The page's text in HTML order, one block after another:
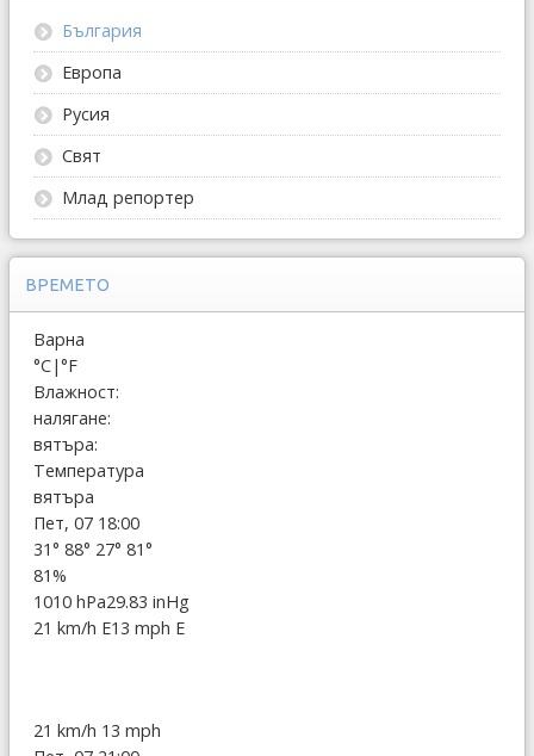
България
Европа
Русия
Свят
Млад репортер
ВРЕМЕТО
Варна
°C|°F
Влажност:
налягане:
вятъра:
Температура
вятъра
Пет, 07 18:00
31° 88° 27° 81°
81%
1010 hPa29.83 inHg
21 km/h E13 mph E
21 km/h 13 mph